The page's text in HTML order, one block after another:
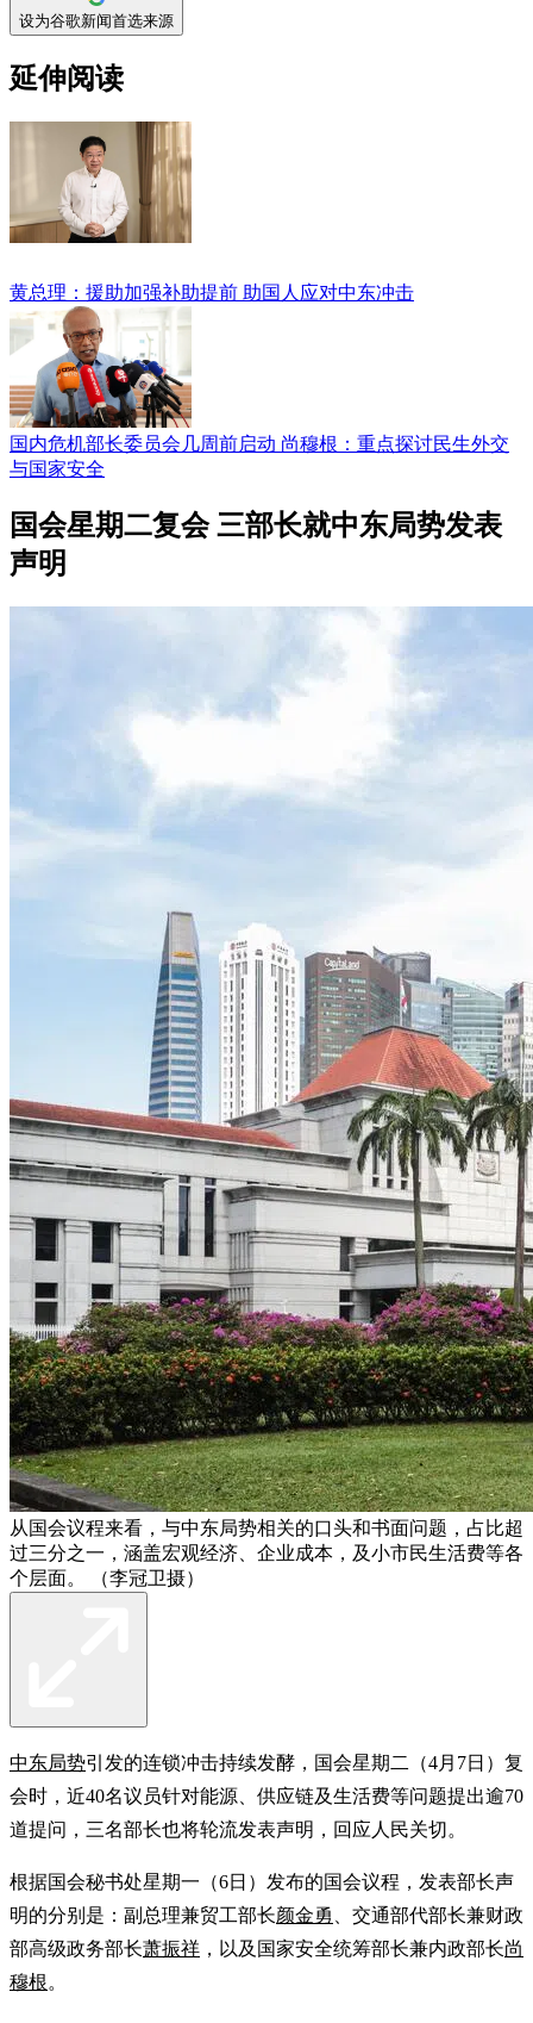
设为谷歌新闻首选来源
延伸阅读
黄总理：援助加强补助提前 助国人应对中东冲击
国内危机部长委员会几周前启动 尚穆根：重点探讨民生外交
与国家安全
国会星期二复会 三部长就中东局势发表
声明
从国会议程来看，与中东局势相关的口头和书面问题，占比超
过三分之一，涵盖宏观经济、企业成本，及小市民生活费等各
个层面。 （李冠卫摄）
中东局势引发的连锁冲击持续发酵，国会星期二（4月7日）复
会时，近40名议员针对能源、供应链及生活费等问题提出逾70
道提问，三名部长也将轮流发表声明，回应人民关切。
根据国会秘书处星期一（6日）发布的国会议程，发表部长声
明的分别是：副总理兼贸工部长颜金勇
、交通部代部长兼财政
部高级政务部长萧振祥 ，以及国家安全统筹部长兼内政部长尚
穆根。